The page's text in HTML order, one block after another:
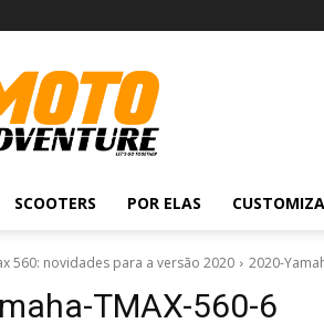
Revista
Moto
Adventure
SCOOTERS POR ELAS
560: novidades para a versão 2020 2020-
TMAX-560-6